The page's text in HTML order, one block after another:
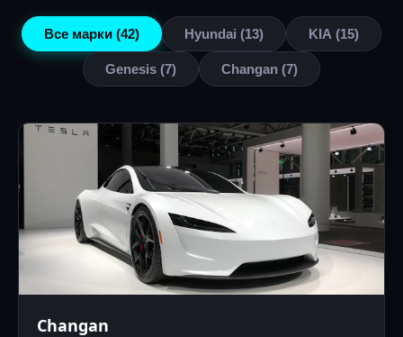
Все марки (42) Hyundai (13) KIA (15)
Genesis (7) Changan (7)
Changan